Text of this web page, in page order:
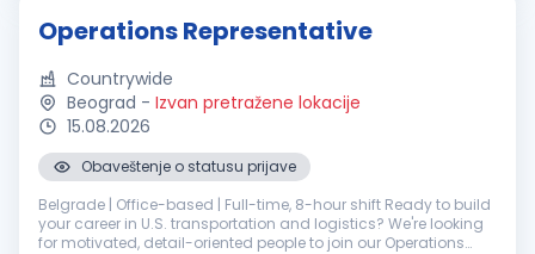
Operations Representative
Countrywide
Beograd - Izvan pretražene lokacije
15.08.2026
Obaveštenje o statusu prijave
Belgrade | Office-based | Full-time, 8-hour shift Ready to build
your career in U.S. transportation and logistics? We're looking
for motivated, detail-oriented people to join our Operations